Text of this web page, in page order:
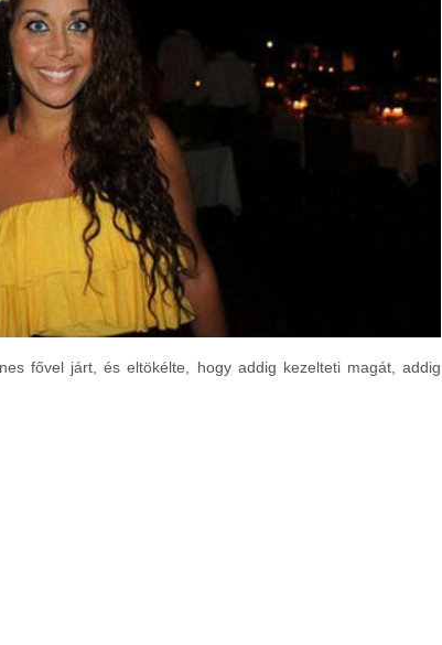
fővel járt, és eltökélte, hogy addig kezelteti magát, addig